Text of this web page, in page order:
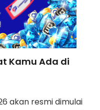
Kamu Ada di
akan resmi dimulai